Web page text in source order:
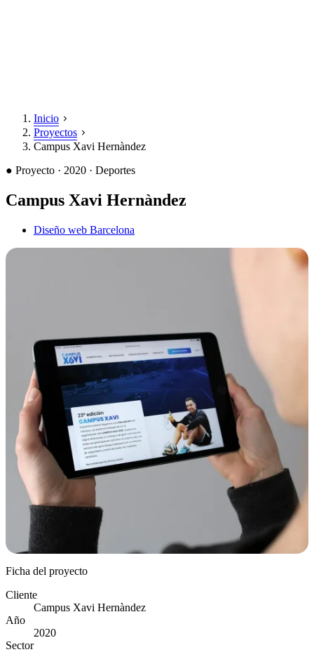
Inicio
Proyectos
Campus Xavi Hernàndez
● Proyecto · 2020 · Deportes
Campus Xavi Hernàndez
Diseño web Barcelona
Ficha del proyecto
Cliente
Campus Xavi Hernàndez
Año
2020
Sector